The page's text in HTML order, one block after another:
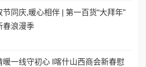
节同庆,暖心相伴 | 第一百货“大拜年”
春浪漫季
暖一线守初心 I喀什山西商会新春慰